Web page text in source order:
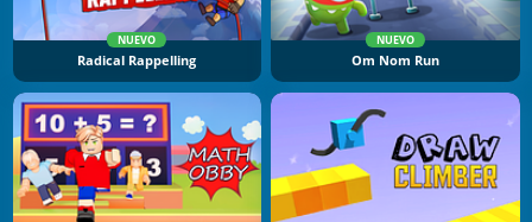
NUEVO
Radical Rappelling
NUEVO
Om Nom Run